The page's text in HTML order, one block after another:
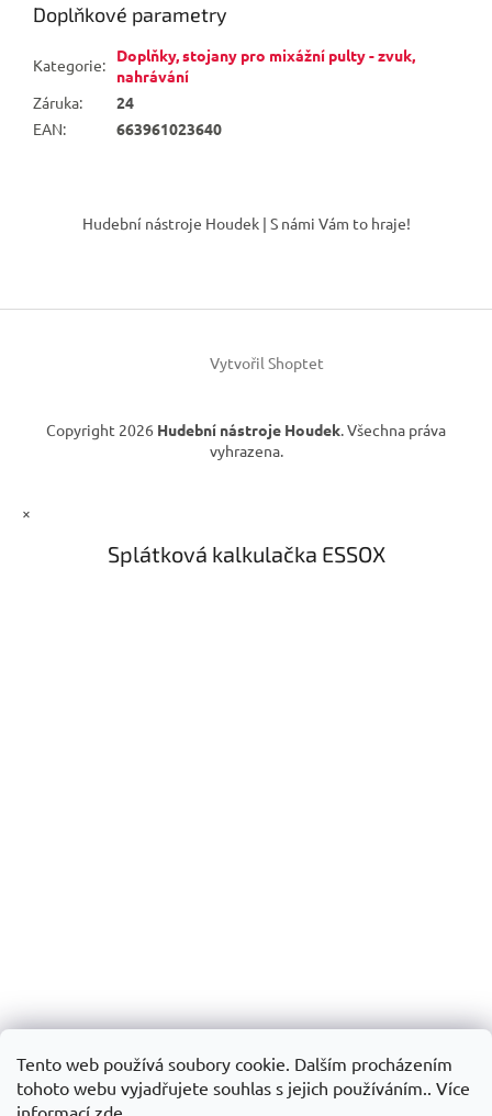
Tento web používá soubory cookie. Dalším procházením
tohoto webu vyjadřujete souhlas s jejich používáním.. Více
informací zde
Doplňkové parametry
Kategorie:
Doplňky, stojany pro mixážní pulty - zvuk,
nahrávání
Záruka:
24
EAN: 663961023640
í
Hudební nástroje Houdek | S námi Vám to hraje!
Vytvořil Shoptet
Copyright 2026 Hudební nástroje Houdek. Všechna práva
vyhrazena.
×
Splátková kalkulačka ESSOX